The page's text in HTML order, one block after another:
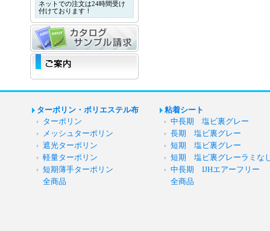
ネットでの注文は24時間受け
付けております！
ターポリン・ポリエステル布
ターポリン
メッシュターポリン
遮光ターポリン
軽量ターポリン
短期薄手ターポリン
全商品
粘着シート
中長期 塩ビ裏グレー
長期 塩ビ裏グレー
短期 塩ビ裏グレー
短期 塩ビ裏グレーラミな
中長期 IJHエアーフリー
全商品